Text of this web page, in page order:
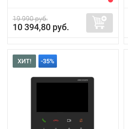
19 990 руб.
10 394,80 руб.
ХИТ! -35%